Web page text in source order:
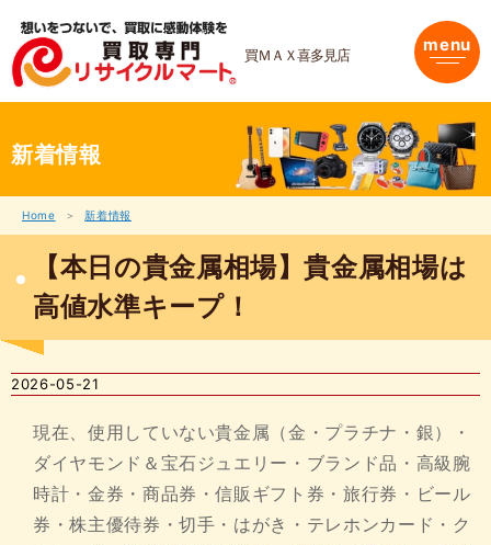
ス
買ＭＡＸ喜多見店 menu
新着情報
Home 新着情報
【本日の貴金属相場】貴金属相場は
高値水準キープ！
2026-05-21
現在、使用していない貴金属（金・プラチナ・銀）・
ダイヤモンド＆宝石ジュエリー・ブランド品・高級腕
時計・金券・商品券・信販ギフト券・旅行券・ビール
券・株主優待券・切手・はがき・テレホンカード・ク